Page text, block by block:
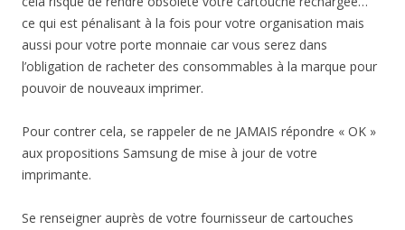
ce qui est pénalisant à la fois pour votre organisation mais
aussi pour votre porte monnaie car vous serez dans
l’obligation de racheter des consommables à la marque pour
pouvoir de nouveaux imprimer.
Pour contrer cela, se rappeler de ne JAMAIS répondre « OK »
aux propositions Samsung de mise à jour de votre
imprimante.
Se renseigner auprès de votre fournisseur de cartouches